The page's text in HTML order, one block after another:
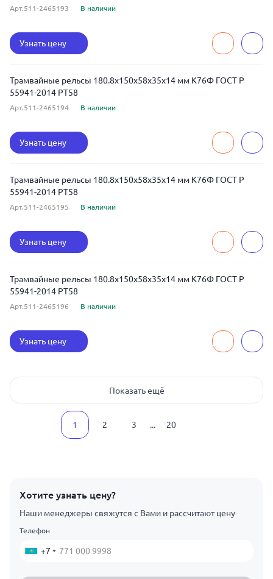
Арт.511-2465193 В наличии
Узнать цену
Трамвайные рельсы 180.8x150x58x35x14 мм К76Ф ГОСТ Р
55941-2014 РТ58
Арт.511-2465194 В наличии
Узнать цену
Трамвайные рельсы 180.8x150x58x35x14 мм К76Ф ГОСТ Р
55941-2014 РТ58
Арт.511-2465195 В наличии
Узнать цену
Трамвайные рельсы 180.8x150x58x35x14 мм К76Ф ГОСТ Р
55941-2014 РТ58
Арт.511-2465196 В наличии
Узнать цену
Показать ещё
1 2 3 ... 20
Хотите узнать цену?
Наши менеджеры свяжутся с Вами и рассчитают цену
Телефон
+7